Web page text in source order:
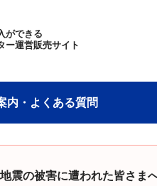
ができる
ー運営販売サイト
内・よくある質問
の被害に遭われた皆さま